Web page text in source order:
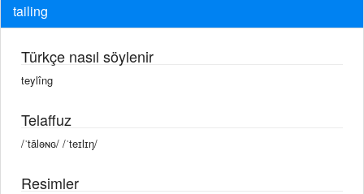
tailing
Türkçe nasıl söylenir
teylîng
Telaffuz
/ˈtāləɴɢ/ /ˈteɪlɪŋ/
Resimler